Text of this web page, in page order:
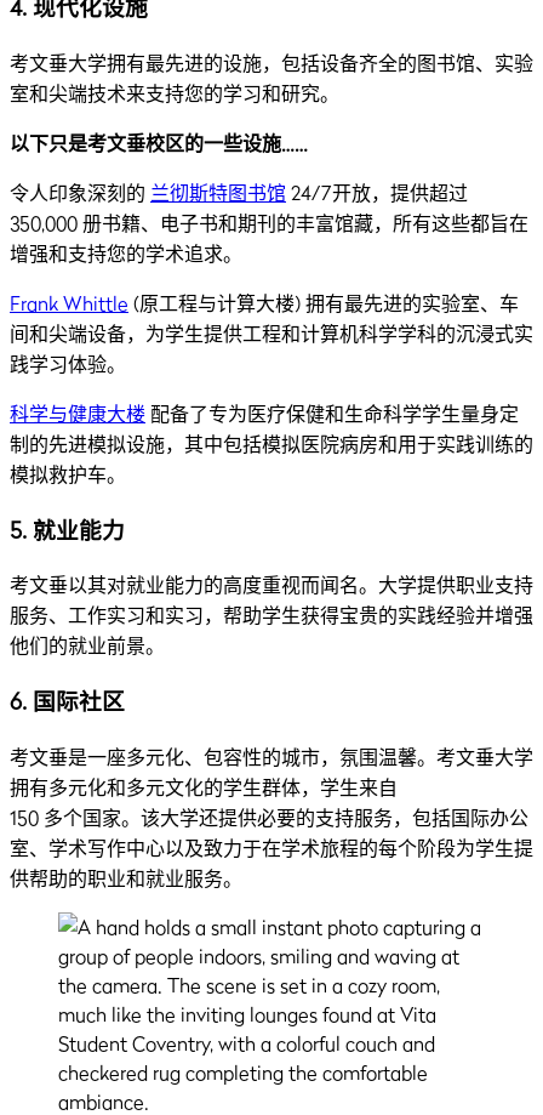
4.现代化设施
考文垂大学拥有最先进的设施，包括设备齐全的图书馆、实验
室和尖端技术来支持您的学习和研究。
以下只是考文垂校区的一些设施……
令人印象深刻的 兰彻斯特图书馆 24/7开放，提供超过
350,000 册书籍、电子书和期刊的丰富馆藏，所有这些都旨在
增强和支持您的学术追求。
Frank Whittle (原工程与计算大楼) 拥有最先进的实验室、车
间和尖端设备，为学生提供工程和计算机科学学科的沉浸式实
践学习体验。
科学与健康大楼 配备了专为医疗保健和生命科学学生量身定
制的先进模拟设施，其中包括模拟医院病房和用于实践训练的
模拟救护车。
5. 就业能力
考文垂以其对就业能力的高度重视而闻名。大学提供职业支持
服务、工作实习和实习，帮助学生获得宝贵的实践经验并增强
他们的就业前景。
6. 国际社区
考文垂是一座多元化、包容性的城市，氛围温馨。考文垂大学
拥有多元化和多元文化的学生群体，学生来自
150 多个国家。该大学还提供必要的支持服务，包括国际办公
室、学术写作中心以及致力于在学术旅程的每个阶段为学生提
供帮助的职业和就业服务。